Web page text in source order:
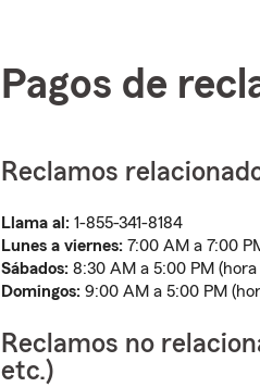
Pagos de
Reclamos
Llama al: 1-855-341-8184
Lunes a viernes: 7:00 AM a 7:00
Sábados: 8:30 AM a 5:00 PM
Domingos: 9:00 AM a 5:00 PM
Reclamos no
etc.)